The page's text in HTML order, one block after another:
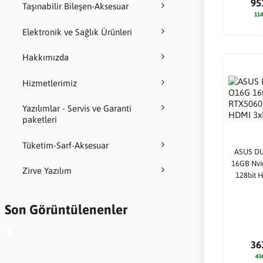
Taşınabilir Bileşen-Aksesuar
Elektronik ve Sağlık Ürünleri
Hakkımızda
Hizmetlerimiz
Yazılımlar - Servis ve Garanti
paketleri
Tüketim-Sarf-Aksesuar
Zirve Yazılım
Son Görüntülenenler
ASUS
16GB
128bit